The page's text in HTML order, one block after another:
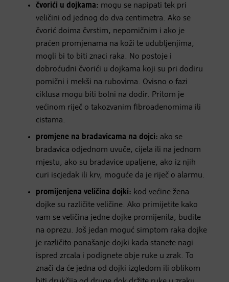
čvorići u dojkama: mogu se napipati tek pri
veličini od jednog do dva centimetra. Ako se
čvorić doima čvrstim, nepomičnim i ako je
praćen promjenama na koži te udubljenjima,
mogli bi to biti znaci raka. No postoje i
dobroćudni čvorići u dojkama koji su pri dodiru
pomični i mekši na rubovima. Ovisno o fazi
ciklusa mogu biti bolni na dodir. Pritom je
većinom riječ o takozvanim fibroadenomima ili
cistama.
promjene na bradavicama na dojci: ako se
bradavica odjednom uvuče, cijela ili na jednom
mjestu, ako su bradavice upaljene, ako iz njih
curi iscjedak ili krv, moguće da je riječ o alarmu.
promijenjena veličina dojki: kod većine žena
dojke su različite veličine. Ako primijetite kako
vam se veličina jedne dojke promijenila, budite
na oprezu. Još jedan moguć simptom raka dojke
je različito ponašanje dojki kada stanete nagi
ispred zrcala i podignete obje ruke u zrak. To
znači da će jedna od dojki izgledom ili oblikom